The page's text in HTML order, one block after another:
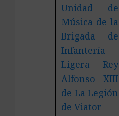
Unidad de
Música de la
Brigada de
Infantería
Ligera Rey
Alfonso XIII
de La Legión
de Viator